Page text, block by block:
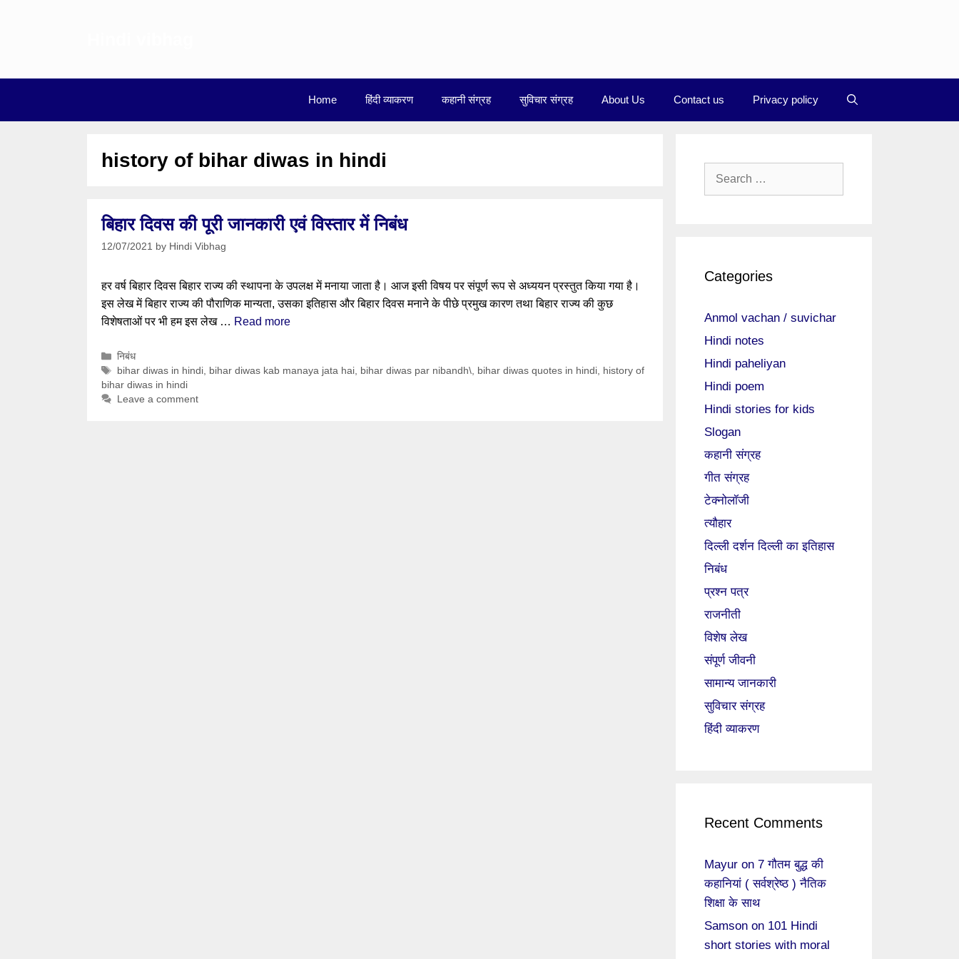
Home हिंदी व्याकरण कहानी संग्रह सुविचार संग्रह About Us Contact us Privacy policy
history of bihar diwas in hindi
बिहार दिवस की पूरी जानकारी एवं विस्तार में निबंध
12/07/2021 by Hindi Vibhag
हर वर्ष बिहार दिवस बिहार राज्य की स्थापना के उपलक्ष में मनाया जाता है। आज इसी विषय पर संपूर्ण रूप से अध्ययन प्रस्तुत किया गया है।
इस लेख में बिहार राज्य की पौराणिक मान्यता, उसका इतिहास और बिहार दिवस मनाने के पीछे प्रमुख कारण तथा बिहार राज्य की कुछ
विशेषताओं पर भी हम इस लेख … Read more
Categories
निबंध
Tags
bihar diwas in hindi, bihar diwas kab manaya jata hai, bihar diwas par nibandh\, bihar diwas quotes in hindi,
history of
bihar diwas in hindi
Leave a comment
Search
Categories
Anmol vachan / suvichar
Hindi notes
Hindi paheliyan
Hindi poem
Hindi stories for kids
Slogan
कहानी संग्रह
गीत संग्रह
टेक्नोलॉजी
त्यौहार
दिल्ली दर्शन दिल्ली का इतिहास
निबंध
प्रश्न पत्र
राजनीती
विशेष लेख
संपूर्ण जीवनी
सामान्य जानकारी
सुविचार संग्रह
हिंदी व्याकरण
Recent Comments
Mayur on 7 गौतम बुद्ध की
कहानियां ( सर्वश्रेष्ठ ) नैतिक
शिक्षा के साथ
Samson on 101 Hindi
short stories with moral